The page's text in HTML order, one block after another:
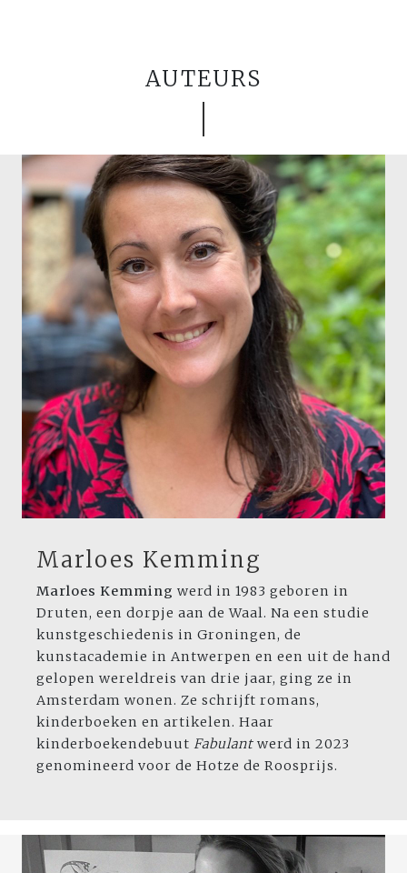
AUTEURS
Marloes Kemming
Marloes Kemming werd in 1983 geboren in
Druten, een dorpje aan de Waal. Na een studie
kunstgeschiedenis in Groningen, de
kunstacademie in Antwerpen en een uit de hand
gelopen wereldreis van drie jaar, ging ze in
Amsterdam wonen. Ze schrijft romans,
kinderboeken en artikelen. Haar
kinderboekendebuut Fabulant werd in 2023
genomineerd voor de Hotze de Roosprijs.